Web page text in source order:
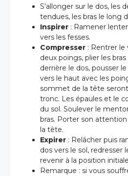
S'allonger sur le dos, les
tendues, les bras le long
Inspirer : Ramener
vers les fesses.
Compresser : Rentrer le
deux poings, plier les
derrière le dos, pousser
vers le haut avec les
sommet de la tête
tronc. Les épaules et le
du sol. Soulever le
bras. Porter son
la tête.
Expirer : Relâcher puis
dos vers le sol, redresser
revenir à la position
Remarque : si vous